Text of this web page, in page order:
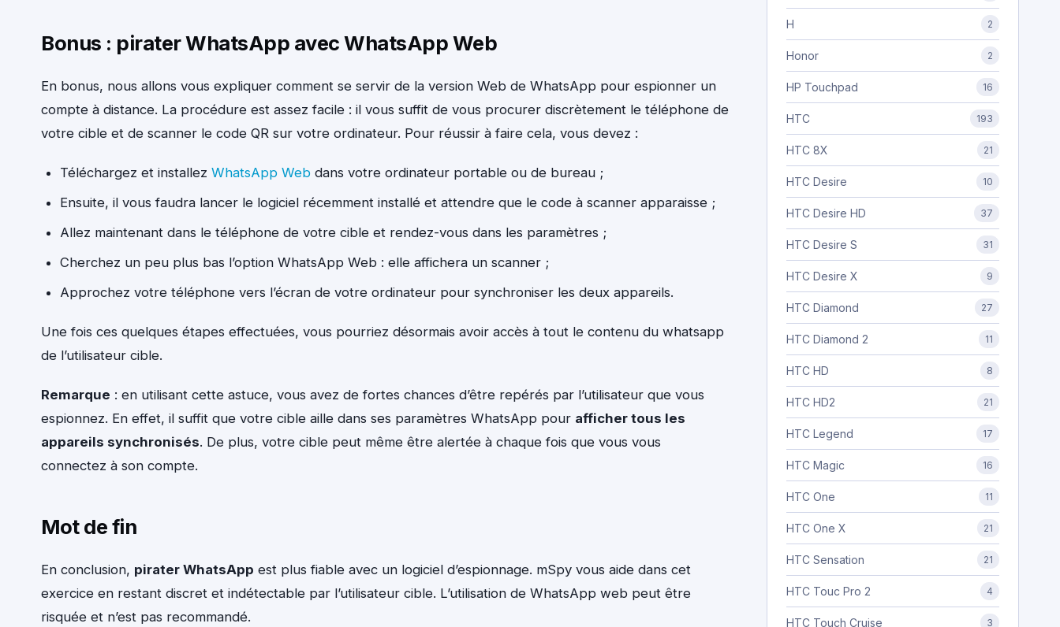
Bonus : pirater WhatsApp avec WhatsApp Web
En bonus, nous allons vous expliquer comment se servir de la version Web de WhatsApp pour espionner un
compte à distance. La procédure est assez facile : il vous suffit de vous procurer discrètement le téléphone de
votre cible et de scanner le code QR sur votre ordinateur. Pour réussir à faire cela, vous devez :
Téléchargez et installez WhatsApp Web dans votre ordinateur portable ou de bureau ;
Ensuite, il vous faudra lancer le logiciel récemment installé et attendre que le code à scanner apparaisse ;
Allez maintenant dans le téléphone de votre cible et rendez-vous dans les paramètres ;
Cherchez un peu plus bas l’option WhatsApp Web : elle affichera un scanner ;
Approchez votre téléphone vers l’écran de votre ordinateur pour synchroniser les deux appareils.
Une fois ces quelques étapes effectuées, vous pourriez désormais avoir accès à tout le contenu du whatsapp
de l’utilisateur cible.
Remarque : en utilisant cette astuce, vous avez de fortes chances d’être repérés par l’utilisateur que vous
espionnez. En effet, il suffit que votre cible aille dans ses paramètres WhatsApp pour afficher tous les
appareils synchronisés. De plus, votre cible peut même être alertée à chaque fois que vous vous
connectez à son compte.
Mot de fin
En conclusion, pirater WhatsApp est plus fiable avec un logiciel d’espionnage. mSpy vous aide dans cet
exercice en restant discret et indétectable par l’utilisateur cible. L’utilisation de WhatsApp web peut être
risquée et n’est pas recommandé.
H 2
Honor 2
HP Touchpad 16
HTC 193
HTC 8X 21
HTC Desire 10
HTC Desire HD 37
HTC Desire S 31
HTC Desire X 9
HTC Diamond 27
HTC Diamond 2 11
HTC HD 8
HTC HD2 21
HTC Legend 17
HTC Magic 16
HTC One 11
HTC One X 21
HTC Sensation 21
HTC Touc Pro 2 4
HTC Touch Cruise 3